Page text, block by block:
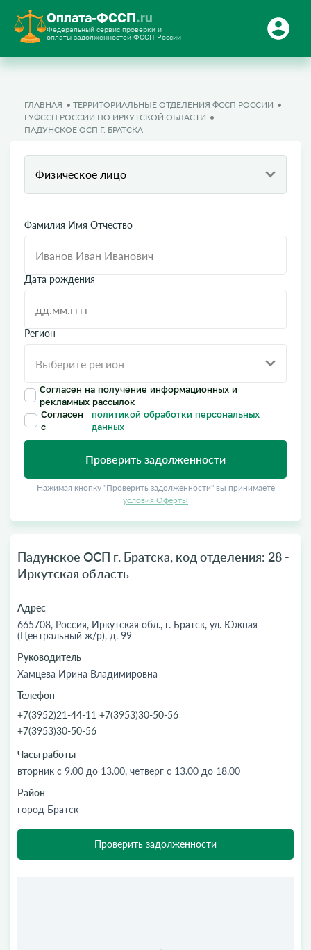
Оплата-ФССП.ru
Федеральный сервис проверки и
оплаты задолженностей ФССП России
ГЛАВНАЯ
ТЕРРИТОРИАЛЬНЫЕ ОТДЕЛЕНИЯ ФССП РОССИИ
ГУФССП РОССИИ ПО ИРКУТСКОЙ ОБЛАСТИ
ПАДУНСКОЕ ОСП Г. БРАТСКА
Физическое лицо
Фамилия Имя Отчество
Дата рождения
Регион
Согласен на получение информационных и
рекламных рассылок
Согласен
с
политикой обработки персональных
данных
Проверить задолженности
Нажимая кнопку "Проверить задолженности" вы принимаете
условия Оферты
Падунское ОСП г. Братска, код отделения: 28 -
Иркутская область
Адрес
665708, Россия, Иркутская обл., г. Братск, ул. Южная
(Центральный ж/р), д. 99
Руководитель
Хамцева Ирина Владимировна
Телефон
+7(3952)21-44-11 +7(3953)30-50-56
+7(3953)30-50-56
Часы работы
вторник с 9.00 до 13.00, четверг с 13.00 до 18.00
Район
город Братск
Проверить задолженности